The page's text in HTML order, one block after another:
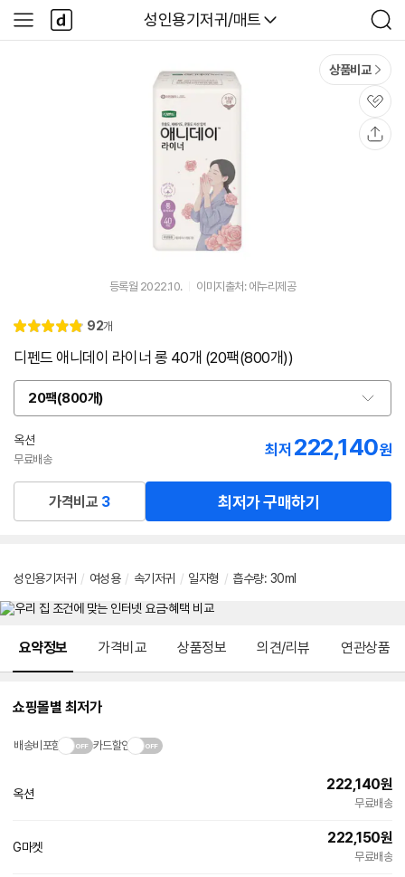
다나와
성인용기저귀/매트
검
색
사
이
다
나
와
상품비교
관
심
등록월 2022.10. 이미지출처: 에누리제공
별
4.
리
92개
디펜드 애니데이 라이너 롱 40개 (20팩(800개))
20팩(800개)
옵
션
선
택
옥션
무료배송
최저 222,140원
가격비교 3 최저가 구매하기
성인용기저귀 / 여성용 / 속기저귀 / 일자형 / 흡수량: 30ml
요약정보 가격비교 상품정보 의견/리뷰 연관상품
쇼핑몰별 최저가
배송비포함 카드할인
옥션
222,140원
무료배송
G마켓
222,150원
무료배송